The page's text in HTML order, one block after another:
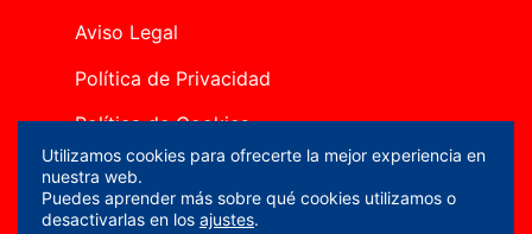
Aviso Legal
Política de Privacidad
Política de Cookies
Canal Ético
Mapa del sitio
Utilizamos cookies para ofrecerte la mejor experiencia en
nuestra web.
Puedes aprender más sobre qué cookies utilizamos o
desactivarlas en los ajustes.